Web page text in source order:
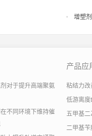
增塑
对于提升高端聚氨
不同环境下维持催
产品应
粘结力
低游离
五甲基二
二甲基苄